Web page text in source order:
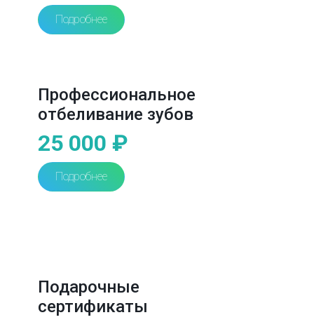
Подробнее
Профессиональное
отбеливание зубов
25 000 ₽
Подробнее
Подарочные
сертификаты